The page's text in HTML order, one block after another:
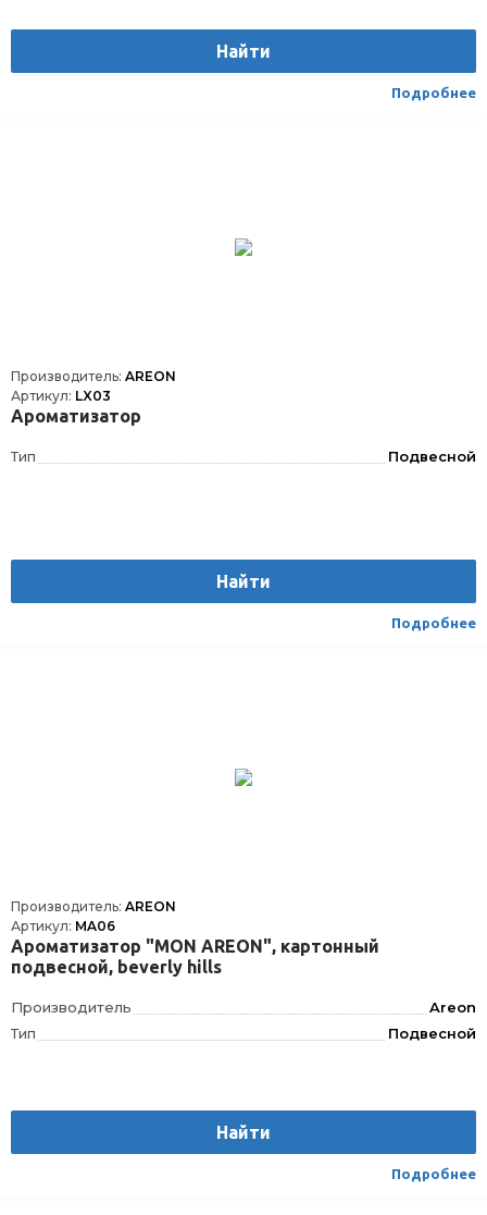
Найти
Подробнее
Производитель: AREON
Артикул: LX03
Ароматизатор
Тип Подвесной
Найти
Подробнее
Производитель: AREON
Артикул: MA06
Ароматизатор "MON AREON", картонный
подвесной, beverly hills
Производитель
Areon
Тип
Подвесной
Найти
Подробнее